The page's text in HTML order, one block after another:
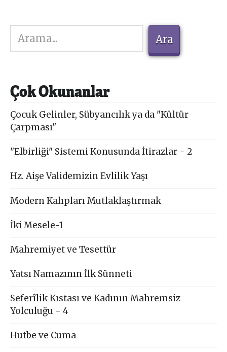
Ara
Ara
Çok Okunanlar
Çocuk Gelinler, Sübyancılık ya da "Kültür
Çarpması"
"Elbirliği" Sistemi Konusunda İtirazlar - 2
Hz. Aişe Validemizin Evlilik Yaşı
Modern Kalıpları Mutlaklaştırmak
İki Mesele-1
Mahremiyet ve Tesettür
Yatsı Namazının İlk Sünneti
Seferîlik Kıstası ve Kadının Mahremsiz
Yolculuğu - 4
Hutbe ve Cuma